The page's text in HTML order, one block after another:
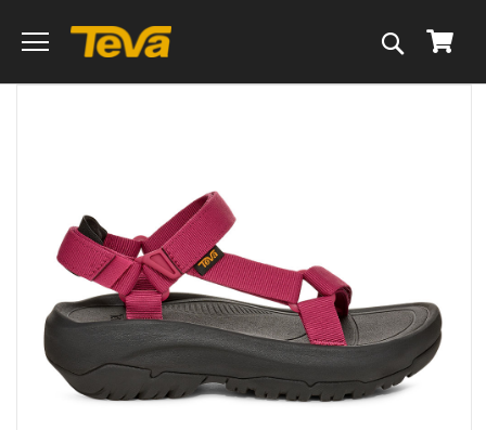
搜
我